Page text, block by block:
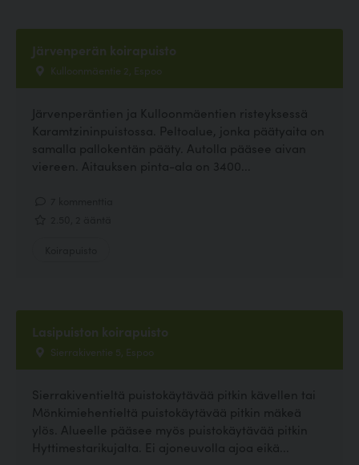
Järvenperän koirapuisto
Kulloonmäentie 2, Espoo
Järvenperäntien ja Kulloonmäentien risteyksessä
Karamtzininpuistossa. Peltoalue, jonka päätyaita on
samalla pallokentän pääty. Autolla pääsee aivan
viereen. Aitauksen pinta-ala on 3400...
Lasipuiston koirapuisto
Sierrakiventie 5, Espoo
Sierrakiventieltä puistokäytävää pitkin kävellen tai
Mönkimiehentieltä puistokäytävää pitkin mäkeä
ylös. Alueelle pääsee myös puistokäytävää pitkin
Hyttimestarikujalta. Ei ajoneuvolla ajoa eikä...